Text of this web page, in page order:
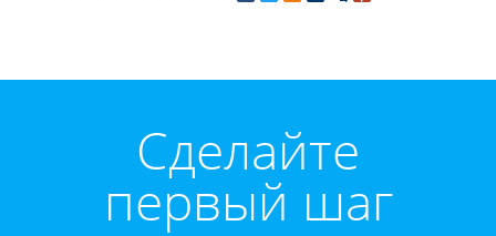
Cделайте
первый шаг